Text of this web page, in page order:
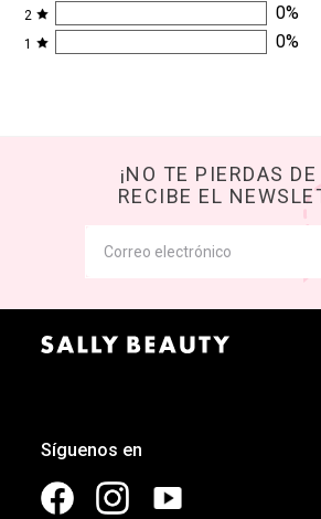
2 0%
1 0%
¡NO TE PIERDAS
RECIBE EL
Síguenos en